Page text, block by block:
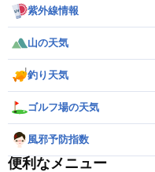
紫外線情報
山の天気
釣り天気
ゴルフ場の天気
風邪予防指数
便利なメニュー